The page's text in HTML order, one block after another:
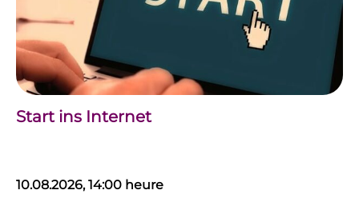
Start ins Internet
10.08.2026, 14:00 heure